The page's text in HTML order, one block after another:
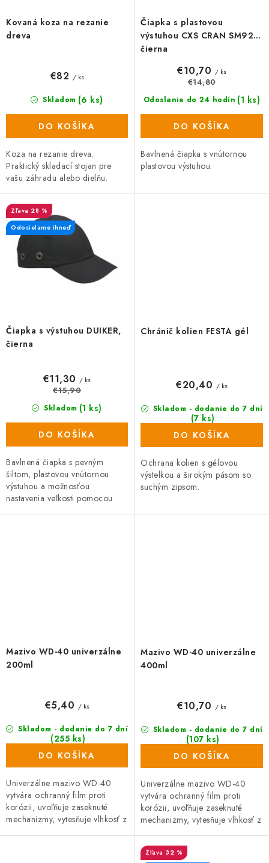
o
v
k
t
Kovaná koza na rezanie
dreva
Skladom (6 ks)
€82 / ks
DO KOŠÍKA
Koza na rezanie dreva.
Praktický skladací stojan pre
vašu záhradu alebo dielňu.
Čiapka s plastovou
výstuhou CXS CRAN SM923
čierna
Odoslanie do 24 hodín (1 ks)
€10,70 / ks
€14,80
DO KOŠÍKA
Bavlnená čiapka s vnútornou
plastovou výstuhou.
Čiapka s výstuhou DUIKER,
čierna
28 %
Odosielame ihneď
Skladom (1 ks)
€11,30 / ks
€15,90
DO KOŠÍKA
Bavlnená čiapka s pevným
šiltom, plastovou vnútornou
výstuhou a možnosťou
nastavenia veľkosti pomocou
Chránič kolien FESTA gél
Skladom - dodanie do 7 dní
(7 ks)
€20,40 / ks
DO KOŠÍKA
Ochrana kolien s gélovou
výstelkou a širokým pásom so
suchým zipsom.
Mazivo WD-40 univerzálne
200ml
Skladom - dodanie do 7 dní
(255 ks)
€5,40 / ks
DO KOŠÍKA
Univerzálne mazivo WD-40
vytvára ochranný film proti
korózii, uvoľňuje zaseknuté
mechanizmy, vytesňuje vlhkosť z
Mazivo WD-40 univerzálne
400ml
Skladom - dodanie do 7 dní
(107 ks)
€10,70 / ks
DO KOŠÍKA
Univerzálne mazivo WD-40
vytvára ochranný film proti
korózii, uvoľňuje zaseknuté
mechanizmy, vytesňuje vlhkosť z
odstraňuje staré mazivá či...
32 %